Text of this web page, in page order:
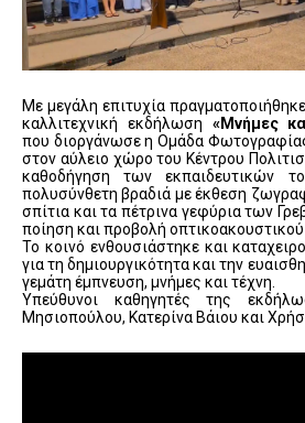
Με μεγάλη επιτυχία
καλλιτεχνική εκδήλωση «Μνήμες
που διοργάνωσε η Ομάδα
στον αύλειο χώρο του Κέντρου
καθοδήγηση των εκπαιδευτικών
πολυσύνθετη βραδιά με έκθεση
σπίτια και τα πέτρινα γεφύρια των
ποίηση και προβολή οπτικοακουστικού
Το κοινό ενθουσιάστηκε και
για τη δημιουργικότητα και την
γεμάτη έμπνευση, μνήμες και τέχνη.
Υπεύθυνοι καθηγητές της
Μησιοπούλου, Κατερίνα Βάιου και